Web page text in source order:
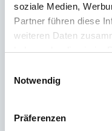
soziale Medien,
Partner führen diese
weiteren Daten
haben oder die sie im
Notwendig
Präferenzen
Support rund um die
Telefon
Montag bis Donnerstag
Kontakt